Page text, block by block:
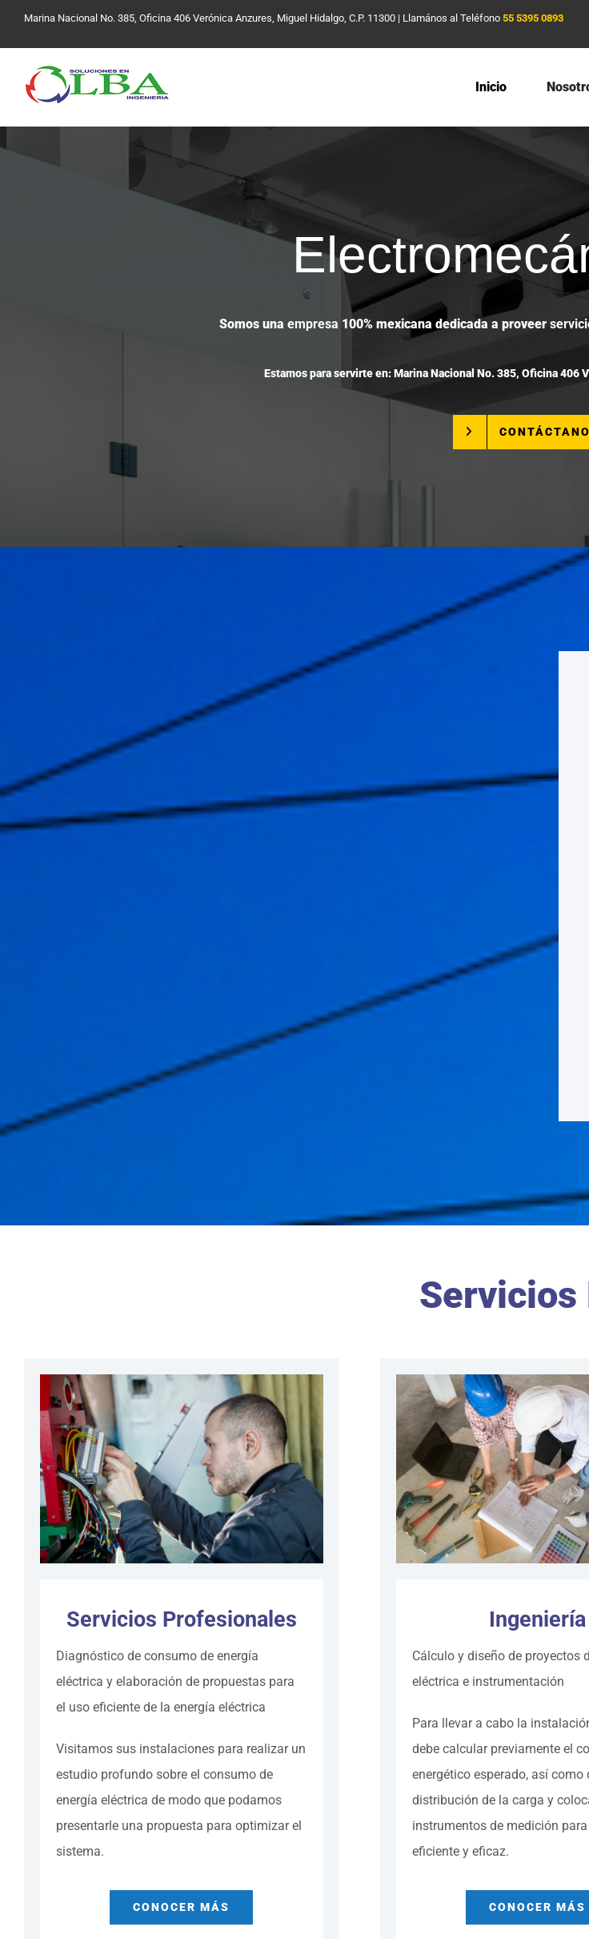
Marina Nacional No. 385, Oficina 406 Verónica Anzures, Miguel Hidalgo, C.P. 11300 | Llamános al Teléfono 55 5395 0893
Inicio
Somos una empresa 100% mexicana dedicada a proveer
Estamos para servirte en: Marina Nacional No. 385, Oficina 406
Servicios
Servicios Profesionales
Diagnóstico de consumo de energía
eléctrica y elaboración de propuestas para
el uso eficiente de la energía eléctrica
Visitamos sus instalaciones para realizar un
estudio profundo sobre el consumo de
energía eléctrica de modo que podamos
presentarle una propuesta para optimizar el
sistema.
CONOCER MÁS
Ingeniería
Cálculo y diseño de proyectos
eléctrica e instrumentación
Para llevar a cabo la
debe calcular previamente el
energético esperado, así como
distribución de la carga y
instrumentos de medición
eficiente y eficaz.
CONOCER MÁS